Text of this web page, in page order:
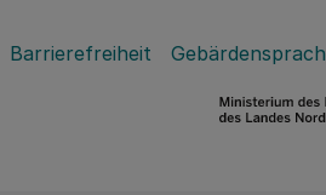
Barrierefreiheit